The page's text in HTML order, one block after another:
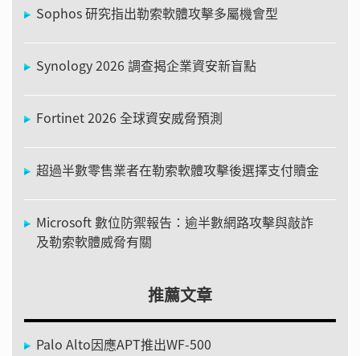
Sophos 研究指出勒索軟體攻擊多屬機會型
Synology 2026 調查揭企業資安新盲點
Fortinet 2026 全球資安威脅預測
超過半數零售業者在勒索軟體攻擊後選擇支付贖金
Microsoft 數位防禦報告：逾半數網路攻擊與敲詐
及勒索軟體威脅有關
推薦文章
Palo Alto因應APT推出WF-500